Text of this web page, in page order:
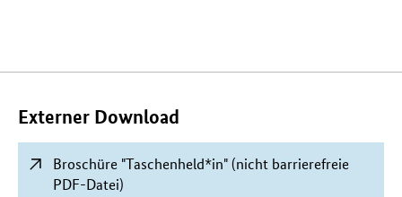
Externer Download
Broschüre "Taschenheld*in" (nicht barrierefreie
PDF-Datei)